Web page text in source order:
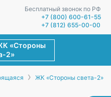
Бесплатный звонок по РФ
+7 (800) 600-61-55
+7 (812) 655-00-00
«Стороны
2»
› ЖК «Стороны света-2»